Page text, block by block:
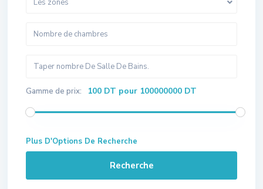
Les zones
Gamme de prix: 100 DT pour 100000000 DT
Plus D'Options De Recherche
Recherche